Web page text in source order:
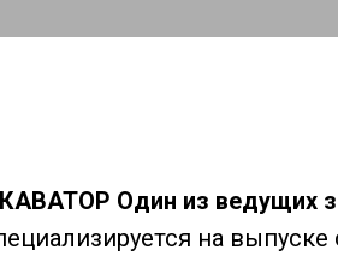
Один из ведущих
на